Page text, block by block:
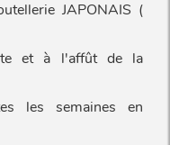
JAPONAIS (
et à l'affût de la
les semaines en